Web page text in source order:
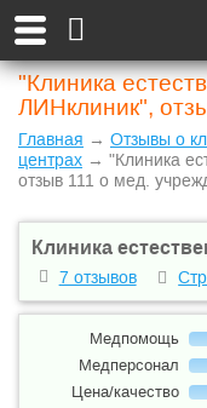
"Клиника
ЛИНклиник",
Главная → Отзывы о
центрах → "Клиника
отзыв 111 о мед.
Клиника
7 отзывов
Медпомощь
Медперсонал
Цена/качество